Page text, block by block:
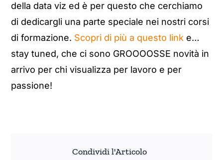
della data viz ed è per questo che cerchiamo
di dedicargli una parte speciale nei nostri corsi
di formazione. Scopri di più a questo link e…
stay tuned, che ci sono GROOOOSSE novità in
arrivo per chi visualizza per lavoro e per
passione!
Condividi l'Articolo